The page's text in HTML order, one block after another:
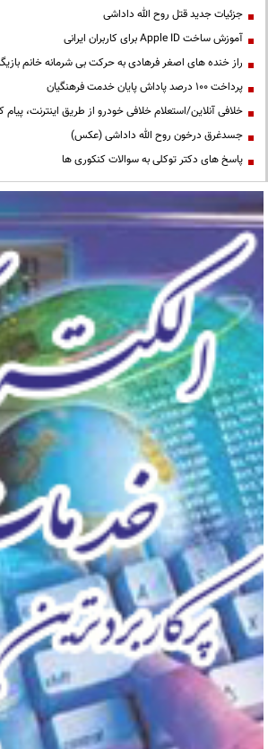
جزئیات جدید قتل روح الله داداشی
آموزش ساخت Apple ID برای کاربران ایرانی
راز خنده های اصغر فرهادی به حرکت بی شرمانه خانم
پرداخت ۱۰۰ درصد پاداش پایان خدمت فرهنگیان
خلافی آنلاین/استعلام خلافی خودرو از طریق اینترنت، پیام
جسدغرق درخون روح الله داداشی (عکس)
پاسخ های دکتر توکلی به سوالات کنکوری ها